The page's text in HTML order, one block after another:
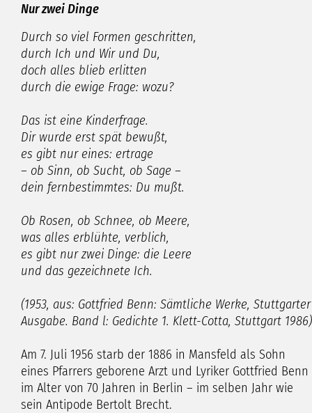
Nur zwei Dinge
Durch so viel Formen geschritten,
durch Ich und Wir und Du,
doch alles blieb erlitten
durch die ewige Frage: wozu?
Das ist eine Kinderfrage.
Dir wurde erst spät bewußt,
es gibt nur eines: ertrage
– ob Sinn, ob Sucht, ob Sage –
dein fernbestimmtes: Du mußt.
Ob Rosen, ob Schnee, ob Meere,
was alles erblühte, verblich,
es gibt nur zwei Dinge: die Leere
und das gezeichnete Ich.
(1953, aus: Gottfried Benn: Sämtliche Werke, Stuttgarter
Ausgabe. Band l: Gedichte 1. Klett-Cotta, Stuttgart 1986)
Am 7. Juli 1956 starb der 1886 in Mansfeld als Sohn
eines Pfarrers geborene Arzt und Lyriker Gottfried Benn
im Alter von 70 Jahren in Berlin – im selben Jahr wie
sein Antipode Bertolt Brecht.